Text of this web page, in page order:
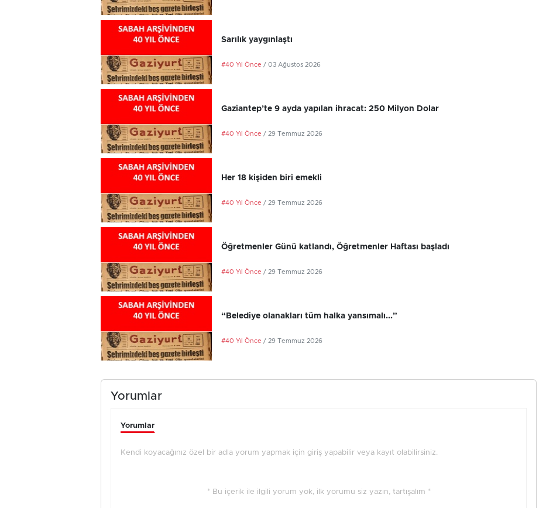
Sarılık yaygınlaştı
#40 Yıl Önce / 03 Ağustos 2026
Gaziantep’te 9 ayda yapılan ihracat: 250 Milyon Dolar
#40 Yıl Önce / 29 Temmuz 2026
Her 18 kişiden biri emekli
#40 Yıl Önce / 29 Temmuz 2026
Öğretmenler Günü katlandı, Öğretmenler Haftası başladı
#40 Yıl Önce / 29 Temmuz 2026
“Belediye olanakları tüm halka yansımalı...”
#40 Yıl Önce / 29 Temmuz 2026
Yorumlar
Yorumlar
Kendi koyacağınız özel bir adla yorum yapmak için giriş yapabilir veya kayıt olabilirsiniz.
* Bu içerik ile ilgili yorum yok, ilk yorumu siz yazın, tartışalım *